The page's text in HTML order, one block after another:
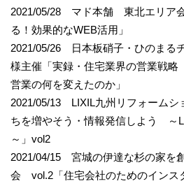
2021/05/28 マド本舗 東北エリア
る！効果的なWEB活用」
2021/05/26 日本板硝子・ひのまる
様主催「実録・住宅業界の営業戦
営業の何を変えたのか」
2021/05/13 LIXIL九州リフォームシ
ちを増やそう・情報発信しよう ～
～」vol2
2021/04/15 宮城の伊達な杉の家を
会 vol.2「住宅会社のためのインス